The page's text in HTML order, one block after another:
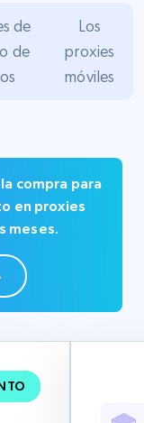
de
de
Los
proxies
móviles
compra para
enproxies
meses.